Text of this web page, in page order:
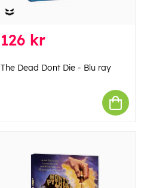
126 kr
The Dead Dont Die - Blu ray